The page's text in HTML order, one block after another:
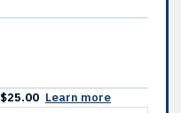
$25.00 Learn more